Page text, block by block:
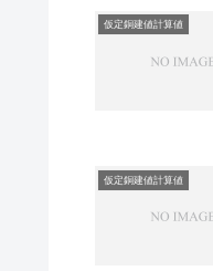
仮定銅建値計算値
仮定銅建値計算値